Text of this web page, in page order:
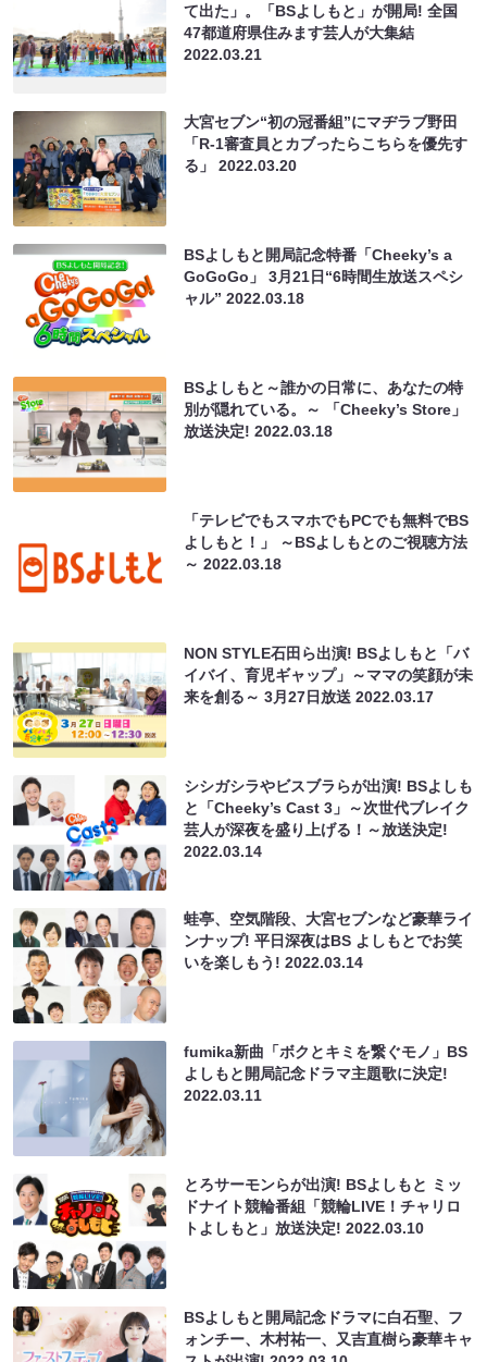
て出た」。「BSよしもと」が開局! 全国
47都道府県住みます芸人が大集結
2022.03.21
大宮セブン“初の冠番組”にマヂラブ野田
「R-1審査員とカブったらこちらを優先す
る」2022.03.20
BSよしもと開局記念特番「Cheeky’s a
GoGoGo」 3月21日“6時間生放送スペシ
ャル”2022.03.18
BSよしもと～誰かの日常に、あなたの特
別が隠れている。～ 「Cheeky’s Store」
放送決定!2022.03.18
「テレビでもスマホでもPCでも無料でBS
よしもと！」 ～BSよしもとのご視聴方法
～2022.03.18
NON STYLE石田ら出演! BSよしもと「バ
イバイ、育児ギャップ」～ママの笑顔が未
来を創る～ 3月27日放送2022.03.17
シシガシラやビスブラらが出演! BSよしも
と「Cheeky’s Cast 3」～次世代ブレイク
芸人が深夜を盛り上げる！～放送決定!
2022.03.14
蛙亭、空気階段、大宮セブンなど豪華ライ
ンナップ! 平日深夜はBS よしもとでお笑
いを楽しもう!2022.03.14
fumika新曲「ボクとキミを繋ぐモノ」BS
よしもと開局記念ドラマ主題歌に決定!
2022.03.11
とろサーモンらが出演! BSよしもと ミッ
ドナイト競輪番組「競輪LIVE！チャリロ
トよしもと」放送決定!2022.03.10
BSよしもと開局記念ドラマに白石聖、フ
ォンチー、木村祐一、又吉直樹ら豪華キャ